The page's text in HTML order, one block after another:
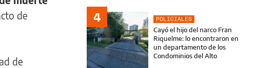
de
de
4
POLICIALES
Cayó el hijo del narco Fran
Riquelme: lo encontraron en
un departamento de los
Condominios del Alto